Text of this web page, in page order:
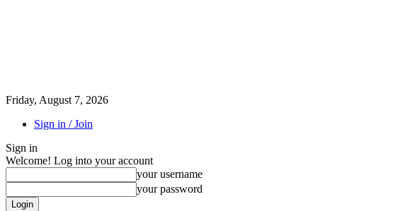
Friday, August 7, 2026
Sign in / Join
Sign in
Welcome! Log into your account
your username
your password